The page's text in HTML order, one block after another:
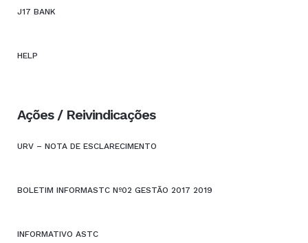
J17 BANK
HELP
Ações / Reivindicações
URV – NOTA DE ESCLARECIMENTO
BOLETIM INFORMASTC Nº02 GESTÃO 2017 2019
INFORMATIVO ASTC